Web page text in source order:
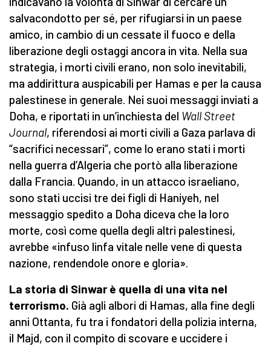
salvacondotto per sé, per rifugiarsi in un paese
amico, in cambio di un cessate il fuoco e della
liberazione degli ostaggi ancora in vita. Nella sua
strategia, i morti civili erano, non solo inevitabili,
ma addirittura auspicabili per Hamas e per la causa
palestinese in generale. Nei suoi messaggi inviati a
Doha, e riportati in un’inchiesta del Wall Street
Journal, riferendosi ai morti civili a Gaza parlava di
“sacrifici necessari”, come lo erano stati i morti
nella guerra d’Algeria che portò alla liberazione
dalla Francia. Quando, in un attacco israeliano,
sono stati uccisi tre dei figli di Haniyeh, nel
messaggio spedito a Doha diceva che la loro
morte, così come quella degli altri palestinesi,
avrebbe «infuso linfa vitale nelle vene di questa
nazione, rendendole onore e gloria».
La storia di Sinwar è quella di una vita nel
terrorismo. Già agli albori di Hamas, alla fine degli
anni Ottanta, fu tra i fondatori della polizia interna,
il Majd, con il compito di scovare e uccidere i